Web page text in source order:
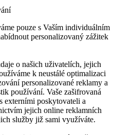
pouze s Vaším individuálním
personalizovaný zážitek
o našich uživatelích, jejich
k neustálé optimalizaci
personalizované reklamy a
používání. Vaše zašifrovaná
externími poskytovateli a
jejich online reklamních
služby již sami využíváte.